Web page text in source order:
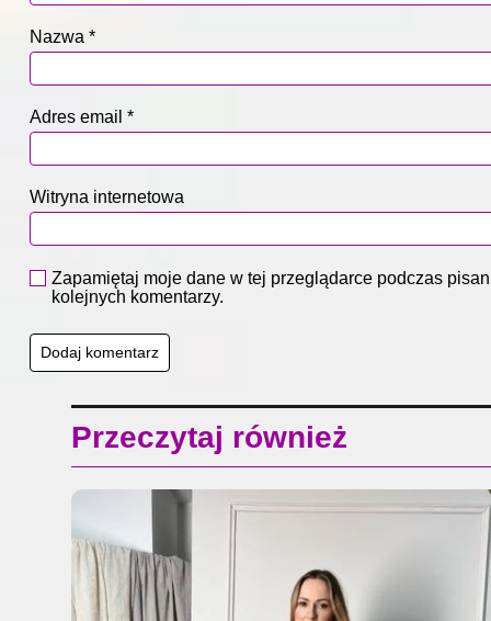
Nazwa *
Adres email *
Witryna internetowa
Zapamiętaj moje dane w tej przeglądarce podczas
kolejnych komentarzy.
Przeczytaj również